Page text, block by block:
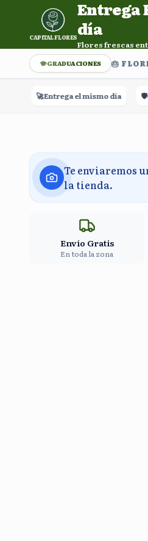
Entrega Exprés el mismo día.
CAPITAL FLORES
Entrega
día
Flores frescas
GRADUACIONES 🎂
Entrega el mismo día 🛡️
Te enviaremos
la tienda.
Envío Gratis
En toda la zona